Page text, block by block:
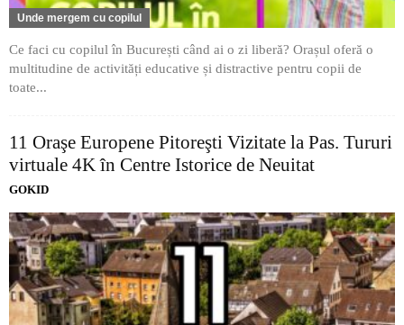
Unde mergem cu copilul
Ce faci cu copilul în București când ai o zi liberă? Orașul oferă o
multitudine de activități educative și distractive pentru copii de
toate...
11 Oraşe Europene Pitoreşti Vizitate la Pas. Tururi
virtuale 4K în Centre Istorice de Neuitat
GOKID